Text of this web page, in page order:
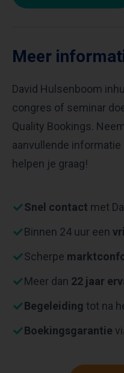
Meer
David Hulsenboom
congres of seminar
Quality Bookings.
aanvullende informatie
helpen je graag!
Snel contact met
Binnen 24 uur een
Scherpe
Meer dan 22 jaar
Begeleiding tot na
Boekingsgarantie